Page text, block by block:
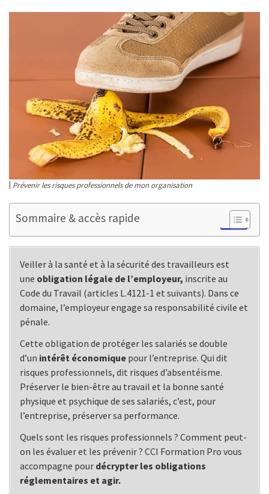
Prévenir les risques professionnels de mon organisation
Sommaire & accès rapide
Veiller à la santé et à la sécurité des travailleurs est
une obligation légale de l’employeur, inscrite au
Code du Travail (articles L.4121-1 et suivants). Dans ce
domaine, l’employeur engage sa responsabilité civile et
pénale.
Cette obligation de protéger les salariés se double
d’un intérêt économique pour l’entreprise. Qui dit
risques professionnels, dit risques d’absentéisme.
Préserver le bien-être au travail et la bonne santé
physique et psychique de ses salariés, c’est, pour
l’entreprise, préserver sa performance.
Quels sont les risques professionnels ? Comment peut-
on les évaluer et les prévenir ? CCI Formation Pro vous
accompagne pour décrypter les obligations
réglementaires et agir.